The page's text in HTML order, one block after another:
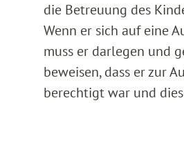
die Betreuung des
Wenn er sich auf eine
muss er darlegen und
beweisen, dass er zur
berechtigt war und